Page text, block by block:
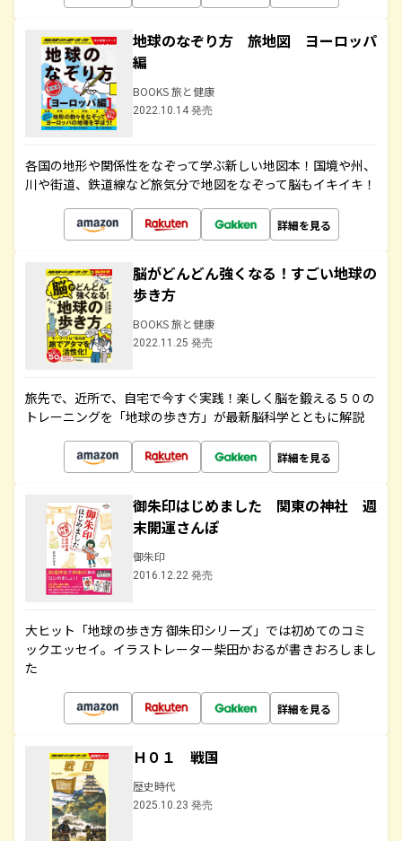
地球のなぞり方 旅地図 ヨーロッパ
編
BOOKS 旅と健康
2022.10.14 発売
各国の地形や関係性をなぞって学ぶ新しい地図本！国境や州、
川や街道、鉄道線など旅気分で地図をなぞって脳もイキイキ！
詳細を見る
脳がどんどん強くなる！すごい地球の
歩き方
BOOKS 旅と健康
2022.11.25 発売
旅先で、近所で、自宅で今すぐ実践！楽しく脳を鍛える５０の
トレーニングを「地球の歩き方」が最新脳科学とともに解説
詳細を見る
御朱印はじめました 関東の神社 週
末開運さんぽ
御朱印
2016.12.22 発売
大ヒット「地球の歩き方 御朱印シリーズ」では初めてのコミ
ックエッセイ。イラストレーター柴田かおるが書きおろしまし
た
詳細を見る
Ｈ０１ 戦国
歴史時代
2025.10.23 発売